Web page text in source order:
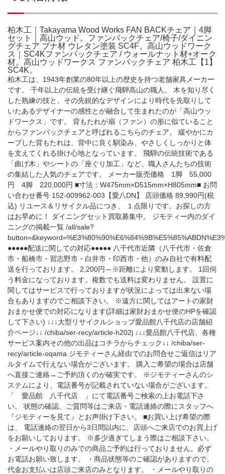
柏木工｜Takayama Wood Works FAN BACKチェア｜4脚
セット｜高山ウッド。ファンバックチェア/椅子/ダイニン
グチェア ブナ材 ウレタン塗装 SC4F。高山ウッドワーク
ス｜SC4Kファンバックチェア / ウォールナット材+オーク
材。高山ウッドワークス ファンバックチェア 柏木工【1】
SC4K。
柏木工は、1943年創業の80年以上の歴史を持つ老舗家具メーカー
です。 千年以上の伝統を受け継ぐ飛騨高山の職人。 木を知り尽く
した熟練の技と、その先鋭的なデザインにより時代を先取りして
いたあるデザイナーの感性とが融合して生まれたのが「高山ウッ
ドワークス」です。 背もたれが扇（ファン）の形に似ていること
からファンバックチェアと呼ばれるこちらのチェア。 緩やかにカ
ーブした背もたれは、背中に良く馴染み、やさしくしっかりと体
を支えてくれる掛け心地となっています。 飛騨の伝統技術である
「曲げ木」やシートの「座ぐり加工」など、職人さんたちの技術
の集結した人気のチェアです。 メーカー販売価格 1脚 55,000
円 4脚 220,000円 ■寸法：W475mm×D515mm×H805mm■ お問
い合わせ番号 152-009962-003【愛八DN】 店頭価格 89,990円(税
込) リユース＆リサイクル品につき、 １点限りです。お探しの方
はお早めに！ ダイニングセット買取募集中。 ジモティー内のダイ
ニングの掲載一覧 /all/sale?
●●●●●配送に関しての対応●●●●● 八千代市近隣（八千代市・佐倉
市・船橋市・習志野市・白井市・印西市・他）のみ自社で有料配
送を行っております。 2,200円～※距離により変動します。 1回伺
う料金になっております。複数でも送料は変わりません。 設置に
関してはサービスで行っておりますが状況によっては出来ない場
合もありますのでご相談下さい。 ※遠方に関してはアートの家財
おまかせ便での対応になります(詳細は家財おまかせ便のHPを確認
して下さい) ↓↓↓大型リサイクルショップ愛品館八千代店の店舗紹
介ページ↓↓ /chiba/ser-recy/article-h202j ↓↓↓愛品館八千代店、各種
サービス案内その他の出品はコチラからチェック↓↓ /chiba/ser-
recy/article-oqama ジモティーさん経由でのお問合せご返信はリア
ルタイムで行えない場合がございます。 購入ご希望の場合は店舗
へ直接ご連絡→ご予約頂くのが確実です。 ※ジモティーさんのシ
ステムにより、電話番号が記載されていない場合がございます。
「 愛品館 八千代店 」にて電話番号ご検索の上お電話下さ
い。 状態の確認、ご質問等はご来店・電話連絡の際にスタッフへ
『ジモティーを見て』とお声掛け下さい。 ■お買い上げ希望の際
は、 電話連絡の翌日から3日間以内に、店頭へご来店でのお買上げ
をお願いしております。 ※多少過ぎてしまう際はご相談下さい。
・メールやり取りのみでの商品ご予約は行っておりません。必ず
お電話お願い致します。 ・商品状態等のご確認がありますので、
代金お支払いは店頭ご来店のみとなります。 ・メールやり取りの